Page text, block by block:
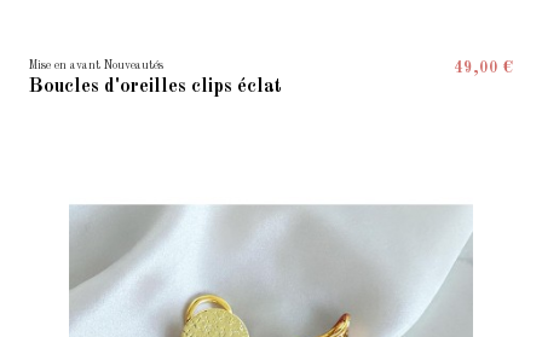
Mise en avant Nouveautés
Boucles d'oreilles clips éclat
49,00 €